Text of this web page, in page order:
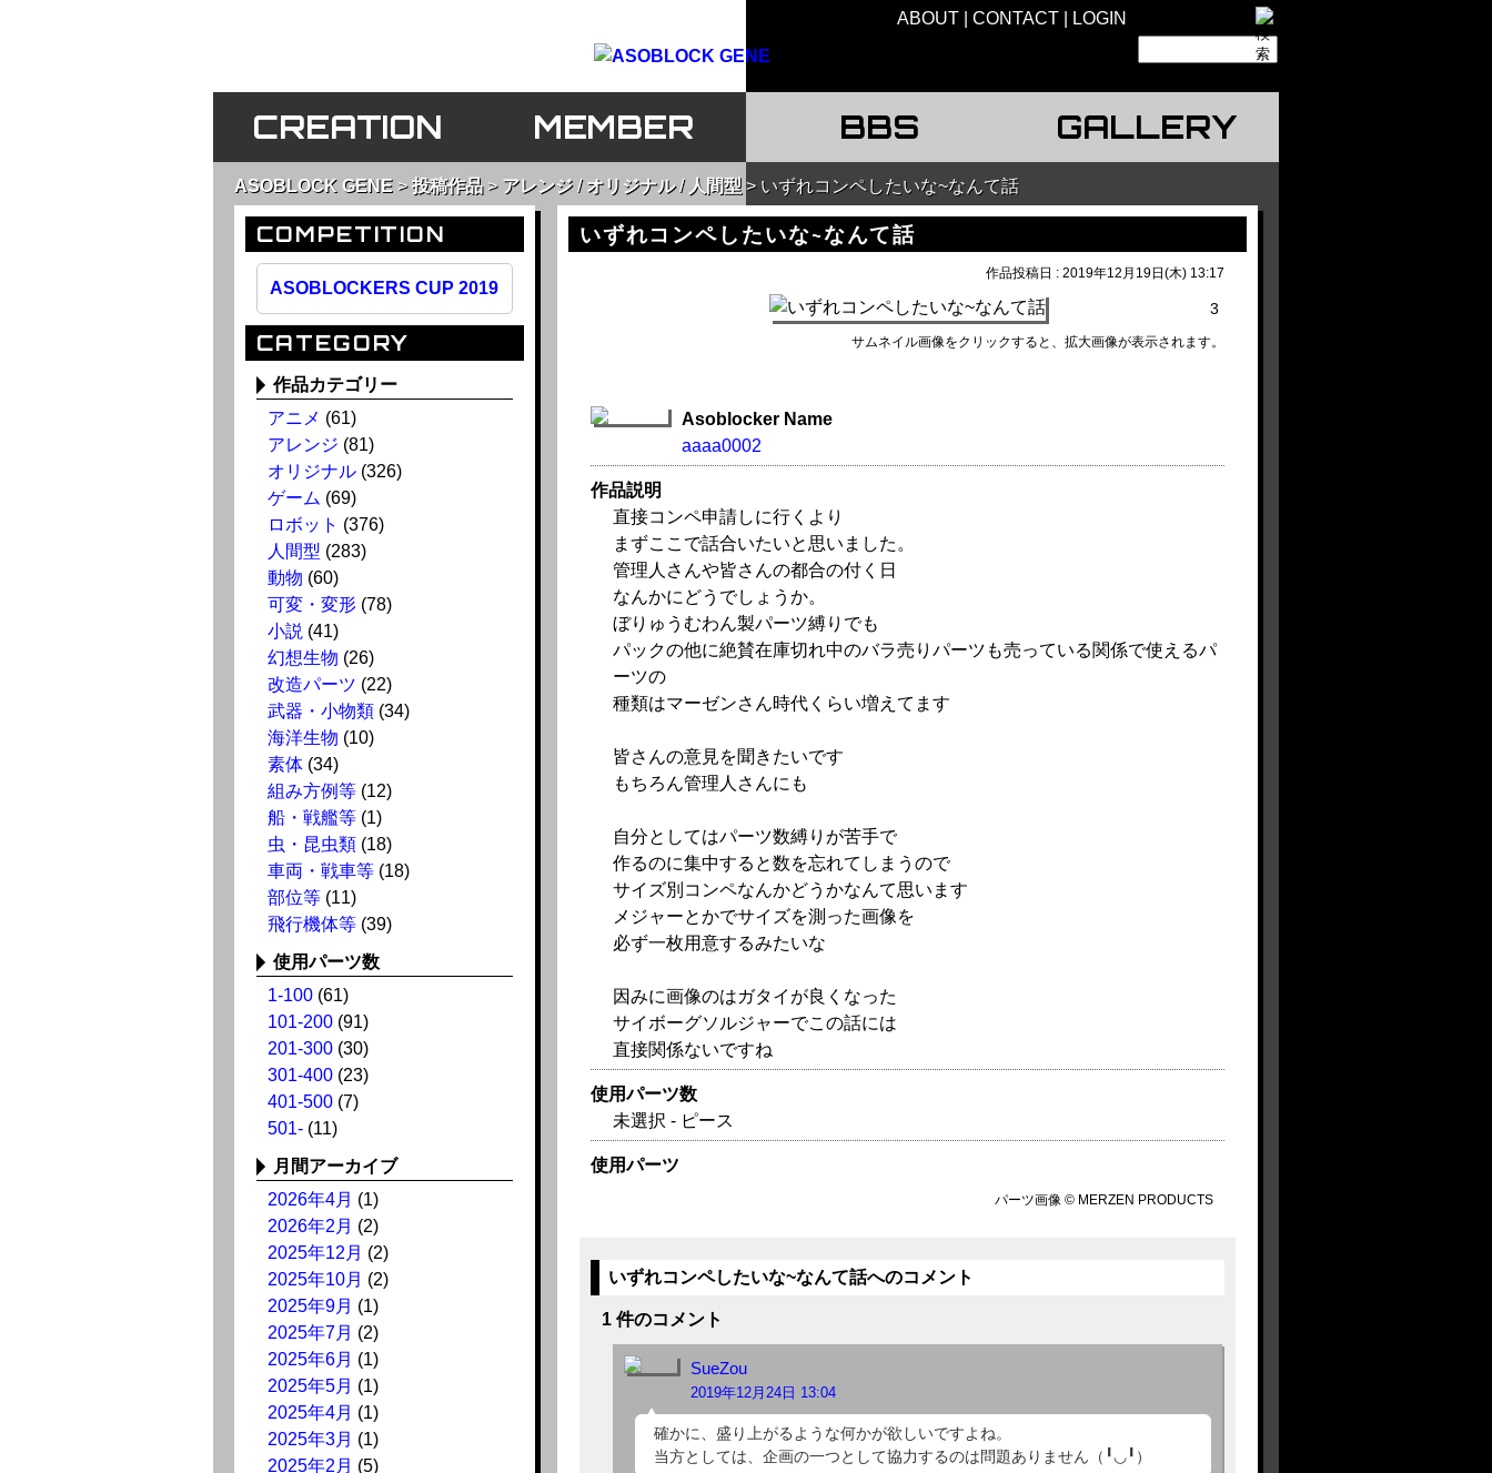
ABOUT CONTACT LOGIN
CREATION MEMBER BBS GALLERY
ASOBLOCK GENE 投稿作品 アレンジ/オリジナル/ 人間型 いずれコンペしたいな~なんて話
COMPETITION
ASOBLOCKERS CUP 2019
CATEGORY
作品カテゴリー
アニメ (61)
アレンジ (81)
オリジナル (326)
ゲーム (69)
ロボット (376)
人間型 (283)
動物 (60)
可変・変形 (78)
小説 (41)
幻想生物 (26)
改造パーツ (22)
武器・小物類 (34)
海洋生物 (10)
素体 (34)
組み方例等 (12)
船・戦艦等 (1)
虫・昆虫類 (18)
車両・戦車等 (18)
部位等 (11)
飛行機体等 (39)
使用パーツ数
1-100 (61)
101-200 (91)
201-300 (30)
301-400 (23)
401-500 (7)
501- (11)
月間アーカイブ
2026年4月 (1)
2026年2月 (2)
2025年12月 (2)
2025年10月 (2)
2025年9月 (1)
2025年7月 (2)
2025年6月 (1)
2025年5月 (1)
2025年4月 (1)
2025年3月 (1)
2025年2月 (5)
いずれコンペしたいな~なんて話
作品投稿日 : 2019年12月19日(木) 13:17
3
サムネイル画像をクリックすると、拡大画像が表示されます。
Asoblocker Name
aaaa0002
作品説明
直接コンペ申請しに行くより
まずここで話合いたいと思いました。
管理人さんや皆さんの都合の付く日
なんかにどうでしょうか。
ぼりゅうむわん製パーツ縛りでも
パックの他に絶賛在庫切れ中のバラ売りパーツも売っている関係で使えるパ
ーツの
種類はマーゼンさん時代くらい増えてます
皆さんの意見を聞きたいです
もちろん管理人さんにも
自分としてはパーツ数縛りが苦手で
作るのに集中すると数を忘れてしまうので
サイズ別コンペなんかどうかなんて思います
メジャーとかでサイズを測った画像を
必ず一枚用意するみたいな
因みに画像のはガタイが良くなった
サイボーグソルジャーでこの話には
直接関係ないですね
使用パーツ数
未選択 - ピース
使用パーツ
パーツ画像 © MERZEN PRODUCTS
いずれコンペしたいな~なんて話へのコメント
1 件のコメント
SueZou
2019年12月24日 13:04
確かに、盛り上がるような何かが欲しいですよね。‌
当方としては、企画の一つとして協力するのは問題ありません（╹◡╹）